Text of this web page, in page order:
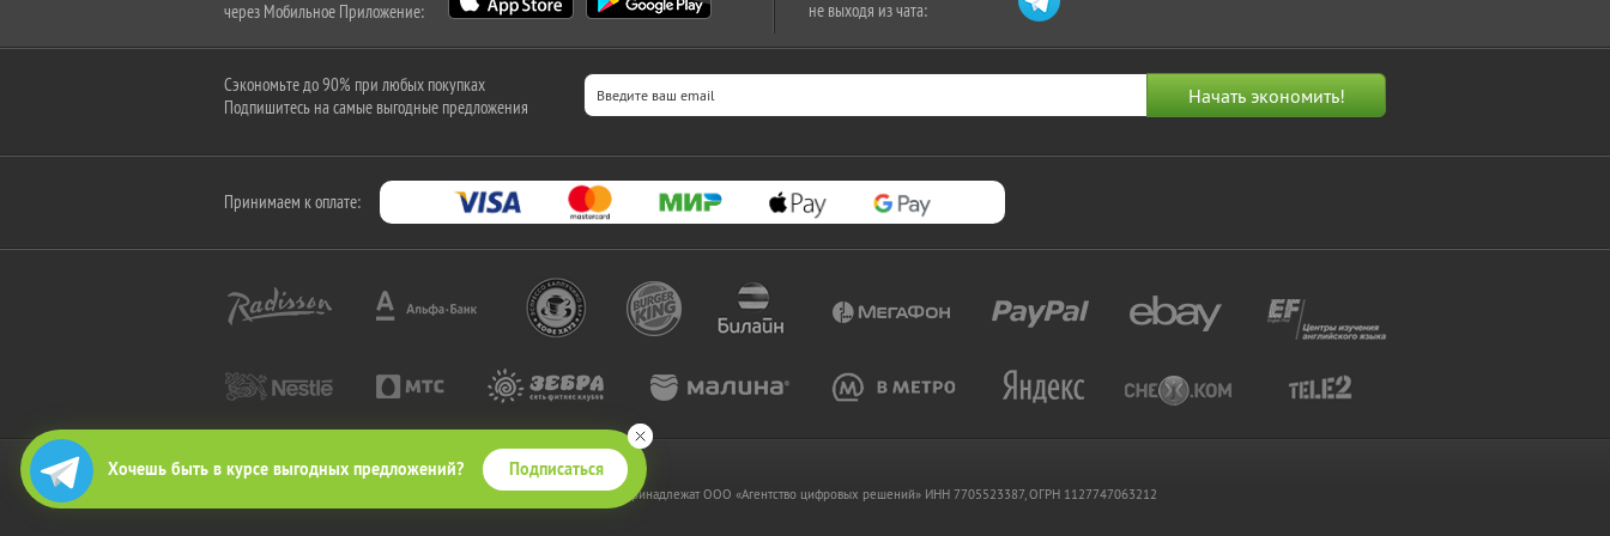
Хочешь быть в курсе выгодных предложений? Подписаться
через Мобильное Приложение:
не выходя из чата:
Сэкономьте до 90% при любых покупках
Подпишитесь на самые выгодные предложения
Принимаем к оплате:
2010-2026 © КупиКупон. Все права защищены.
Все права на товарный знак "КупиКупон" и на сайт www.kupikupon.ru принадлежат OOO «Агентство цифровых решений» ИНН 7705523387, ОГРН 1127747063212